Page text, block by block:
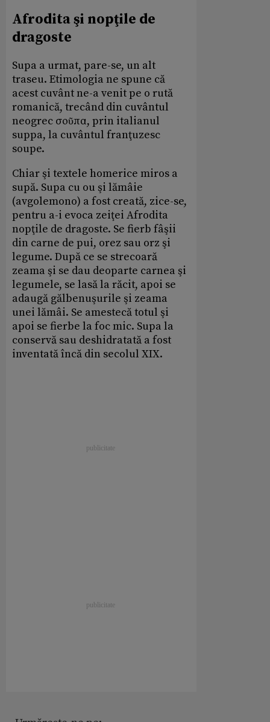
Afrodita şi nopţile de
dragoste
Supa a urmat, pare-se, un alt
traseu. Etimologia ne spune că
acest cuvânt ne-a venit pe o rută
romanică, trecând din cuvântul
neogrec σοῦπα, prin italianul
suppa, la cuvântul franţuzesc
soupe.
Chiar şi textele homerice miros a
supă. Supa cu ou şi lămâie
(avgolemono) a fost creată, zice-se,
pentru a-i evoca zeiţei Afrodita
nopţile de dragoste. Se fierb fâşii
din carne de pui, orez sau orz şi
legume. După ce se strecoară
zeama şi se dau deoparte carnea şi
legumele, se lasă la răcit, apoi se
adaugă gălbenuşurile şi zeama
unei lămâi. Se amestecă totul şi
apoi se fierbe la foc mic. Supa la
conservă sau deshidratată a fost
inventată încă din secolul XIX.